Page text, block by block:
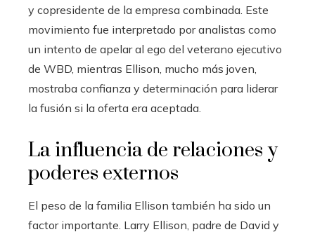
y copresidente de la empresa combinada. Este
movimiento fue interpretado por analistas como
un intento de apelar al ego del veterano ejecutivo
de WBD, mientras Ellison, mucho más joven,
mostraba confianza y determinación para liderar
la fusión si la oferta era aceptada.
La influencia de relaciones y
poderes externos
El peso de la familia Ellison también ha sido un
factor importante. Larry Ellison, padre de David y